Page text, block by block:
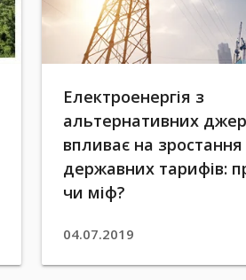
Електроенергія з
альтернативних
впливає на зростання
державних тарифів:
чи міф?
04.07.2019